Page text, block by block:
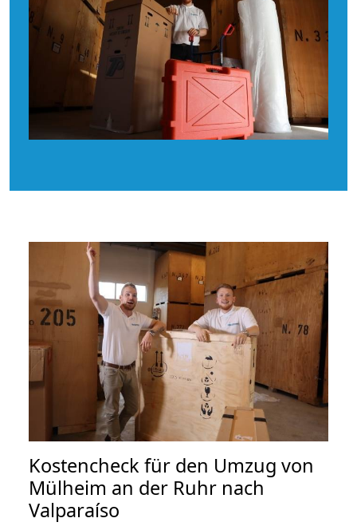
Kostencheck für den Umzug von
Mülheim an der Ruhr nach
Valparaíso